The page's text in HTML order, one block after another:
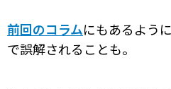
前回のコラムにもあるよう
で誤解されることも。